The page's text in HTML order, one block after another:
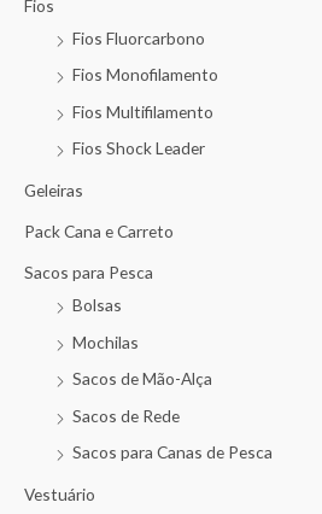
Fios
Fios Fluorcarbono
Fios Monofilamento
Fios Multifilamento
Fios Shock Leader
Geleiras
Pack Cana e Carreto
Sacos para Pesca
Bolsas
Mochilas
Sacos de Mão-Alça
Sacos de Rede
Sacos para Canas de Pesca
Vestuário